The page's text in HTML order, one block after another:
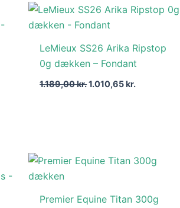
LeMieux SS26 Arika Ripstop
0g dækken – Fondant
1.189,00kr.
Den
oprindelige
pris
1.189,00 kr..
1.010,65kr.
Den
aktuelle
1.010,65 kr..
Premier Equine Titan 300g
Den
oprindelige
2.299,00 kr..
Den
aktuelle
1.954,15